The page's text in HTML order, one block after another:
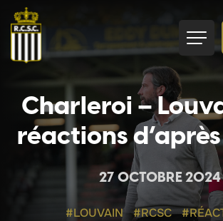
Charleroi –
réactions
27 OCTOBRE 2024
#LOUVAIN #RCSC